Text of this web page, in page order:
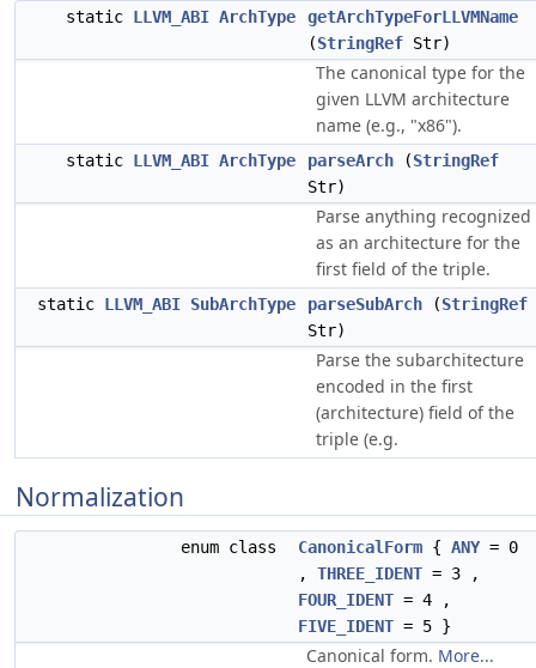
static LLVM_ABI ArchType
getArchTypeForLLVMName
(StringRef Str)
The canonical type for the
given LLVM architecture
name (e.g., "x86").
static LLVM_ABI ArchType parseArch (StringRef
Str)
Parse anything recognized
as an architecture for the
first field of the triple.
static LLVM_ABI SubArchType parseSubArch (StringRef
Str)
Parse the subarchitecture
encoded in the first
(architecture) field of the
triple (e.g.
Normalization
enum class CanonicalForm { ANY= 0
, THREE_IDENT = 3 ,
FOUR_IDENT = 4 ,
FIVE_IDENT = 5 }
Canonical form. More...